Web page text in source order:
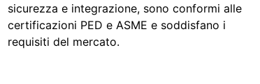
sicurezza e integrazione, sono conformi alle
certificazioni PED e ASME e soddisfano i
requisiti del mercato.